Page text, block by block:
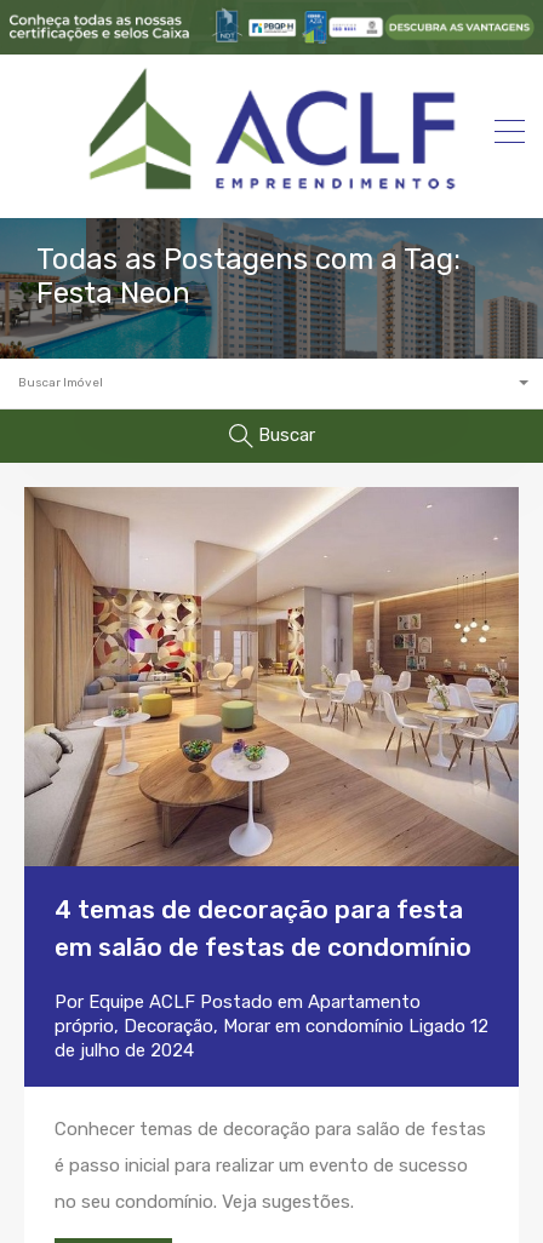
Todas as Postagens com a Tag:
Festa Neon
Buscar Imóvel
Buscar
4 temas de decoração para festa
em salão de festas de condomínio
Por Equipe ACLF Postado em Apartamento
próprio, Decoração, Morar em condomínio Ligado 12
de julho de 2024
Conhecer temas de decoração para salão de festas
é passo inicial para realizar um evento de sucesso
no seu condomínio. Veja sugestões.